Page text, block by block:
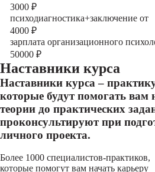
3000 ₽
психодиагностика+заключение от
4000 ₽
зарплата организационного
50000 ₽
Наставники курса
Наставники курса –
которые будут помогать вам
теории до практических
проконсультируют при
личного проекта.
Более 1000 специалистов-практиков,
которые помогут вам начать карьеру